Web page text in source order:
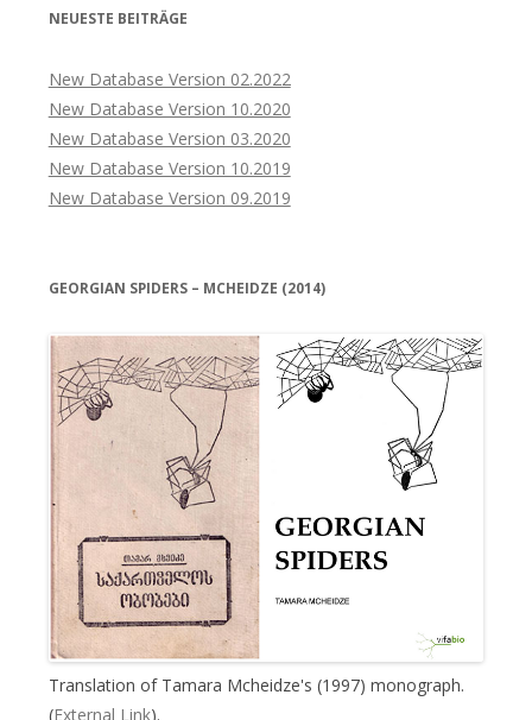
NEUESTE BEITRÄGE
New Database Version 02.2022
New Database Version 10.2020
New Database Version 03.2020
New Database Version 10.2019
New Database Version 09.2019
GEORGIAN SPIDERS – MCHEIDZE (2014)
Translation of Tamara Mcheidze's (1997) monograph.
(External Link).